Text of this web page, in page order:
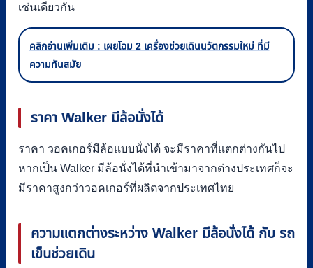
เช่นเดียวกัน
คลิกอ่านเพิ่มเติม : เผยโฉม 2 เครื่องช่วยเดินนวัตกรรมใหม่ ที่มี
ความทันสมัย
ราคา Walker มีล้อนั่งได้
ราคา วอคเกอร์มีล้อแบบนั่งได้ จะมีราคาที่แตกต่างกันไป
หากเป็น Walker มีล้อนั่งได้ที่นำเข้ามาจากต่างประเทศก็จะ
มีราคาสูงกว่าวอคเกอร์ที่ผลิตจากประเทศไทย
ความแตกต่างระหว่าง Walker มีล้อนั่งได้ กับ รถ
เข็นช่วยเดิน